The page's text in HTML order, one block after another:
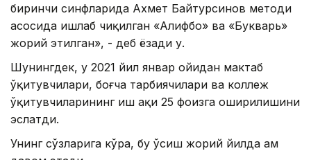
биринчи синфларида Ахмет Байтурсинов методи
асосида ишлаб чиқилган «Алифбо» ва «Букварь»
жорий этилган», - деб ёзади у.
Шунингдек, у 2021 йил январ ойидан мактаб
ўқитувчилари, боғча тарбиячилари ва коллеж
ўқитувчиларининг иш ҳақи 25 фоизга оширилишини
эслатди.
Унинг сўзларига кўра, бу ўсиш жорий йилда ҳам